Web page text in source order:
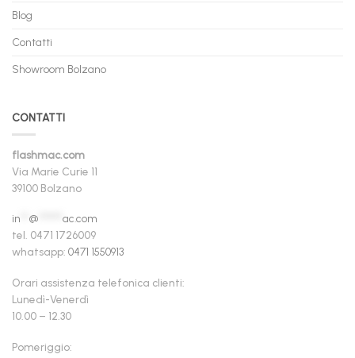
Blog
Contatti
Showroom Bolzano
CONTATTI
flashmac.com
Via Marie Curie 11
39100 Bolzano
in @
ac.com
tel. 0471 1726009
whatsapp: 0471 1550913
Orari assistenza telefonica clienti:
Lunedì-Venerdì
10.00 – 12.30
Pomeriggio: